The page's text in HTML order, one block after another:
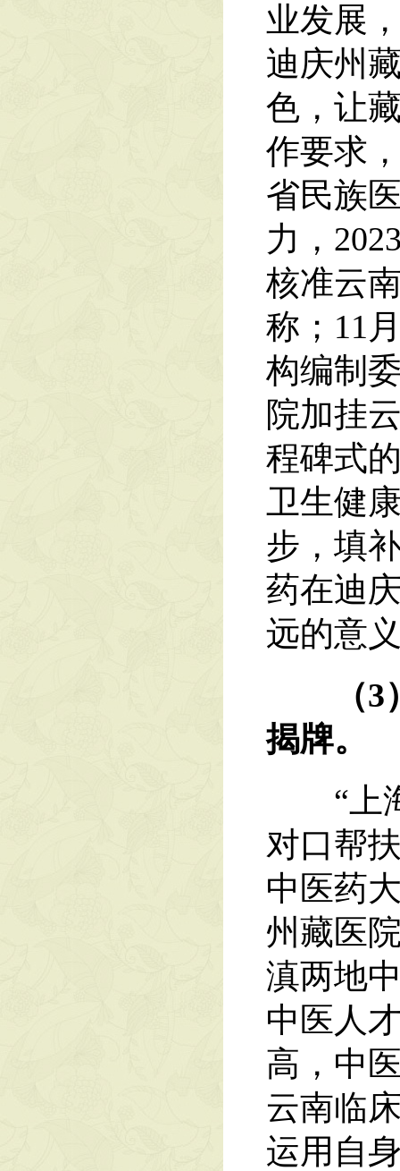
业发展
迪庆州
色，让
作要求
省民族
力，
核准云
称；11
构编制
院加挂
程碑式
卫生健
步，填
药在迪
远的意
（
揭牌。
“上海-
对口帮
中医药
州藏医
滇两地
中医人
高，中
云南临
运用自